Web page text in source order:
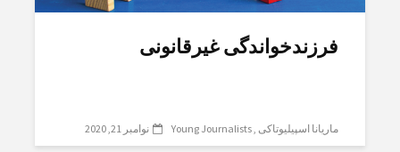
فرزندخواندگی غیرقانونی
ماریانا اسپیلیوتاکی Young Journalists نوامبر 21, 2020